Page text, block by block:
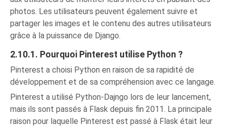
photos. Les utilisateurs peuvent également suivre et
partager les images et le contenu des autres utilisateurs
grâce à la puissance de Django.
2.10.1. Pourquoi Pinterest utilise Python ?
Pinterest a choisi Python en raison de sa rapidité de
développement et de sa compréhension avec ce langage.
Pinterest a utilisé Python-Dajngo lors de leur lancement,
mais ils sont passés à Flask depuis fin 2011. La principale
raison pour laquelle Pinterest est passé à Flask était leur